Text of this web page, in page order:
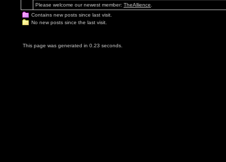
Please welcome our newest member: TheAllience
Contains new posts since last visit.
No new posts since the last visit.
This page was generated in 0.23 seconds.